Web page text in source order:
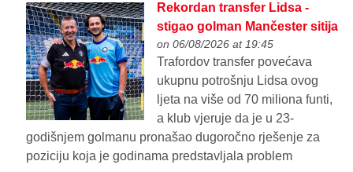
Rekordan transfer Lidsa -
stigao golman Mančester sitija
on 06/08/2026 at 19:45
Trafordov transfer povećava
ukupnu potrošnju Lidsa ovog
ljeta na više od 70 miliona funti,
a klub vjeruje da je u 23-
godišnjem golmanu pronašao dugoročno rješenje za
poziciju koja je godinama predstavljala problem